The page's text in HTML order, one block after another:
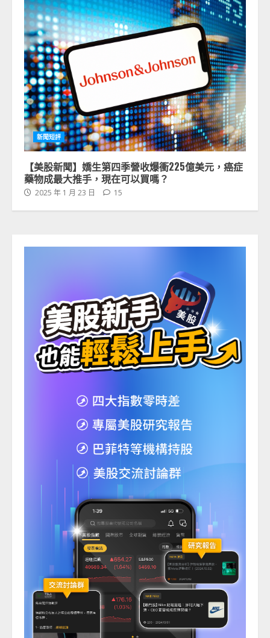
新聞短評
【美股新聞】嬌生第四季營收爆衝225億美元，癌症
藥物成最大推手，現在可以買嗎？
2025 年 1 月 23 日 15